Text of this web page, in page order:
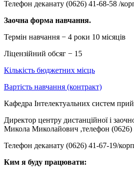
Телефон деканату (0626) 41-68-58 /
Заочна форма навчання.
Термін навчання − 4 роки 10 місяців
Ліцензійний обсяг − 15
Кількість бюджетних місць
Вартість навчання (контракт)
Кафедра Інтелектуальних систем
Директор центру дистанційної і
Микола Миколайович ,телефон (0626)
Телефон деканату (0626) 41-67-19/
Ким я буду працювати: